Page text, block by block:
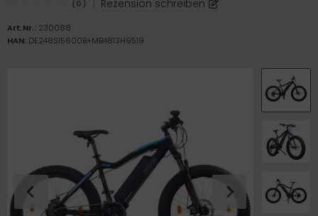
(0) Rezension schreiben
Art.Nr.: 230088
HAN: DE248SI5600B+MB4813H9519
Ersatzteile